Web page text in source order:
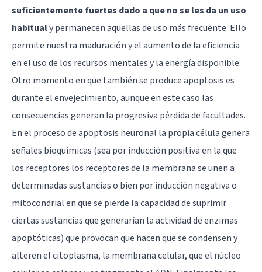
suficientemente fuertes dado a que no se les da un uso
habitualy permanecen aquellas de uso más frecuente. Ello
permite nuestra maduración y el aumento de la eficiencia
en el uso de los recursos mentales y la energía disponible.
Otro momento en que también se produce apoptosis es
durante el envejecimiento, aunque en este caso las
consecuencias generan la progresiva pérdida de facultades.
En el proceso de apoptosis neuronal la propia célula genera
señales bioquímicas (sea por inducción positiva en la que
los receptores los receptores de la membrana se unen a
determinadas sustancias o bien por inducción negativa o
mitocondrial en que se pierde la capacidad de suprimir
ciertas sustancias que generarían la actividad de enzimas
apoptóticas) que provocan que hacen que se condensen y
alteren el citoplasma, la membrana celular, que el núcleo